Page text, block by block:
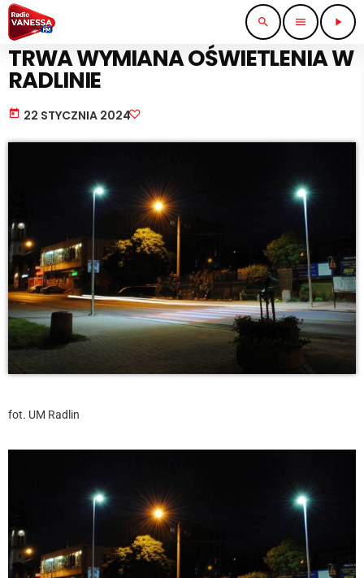
search menu play_arrow
EKOLOGIA I ŚRODOWISKO
TRWA WYMIANA OŚWIETLENIA W
RADLINIE
today 22 STYCZNIA 2024
fot. UM Radlin